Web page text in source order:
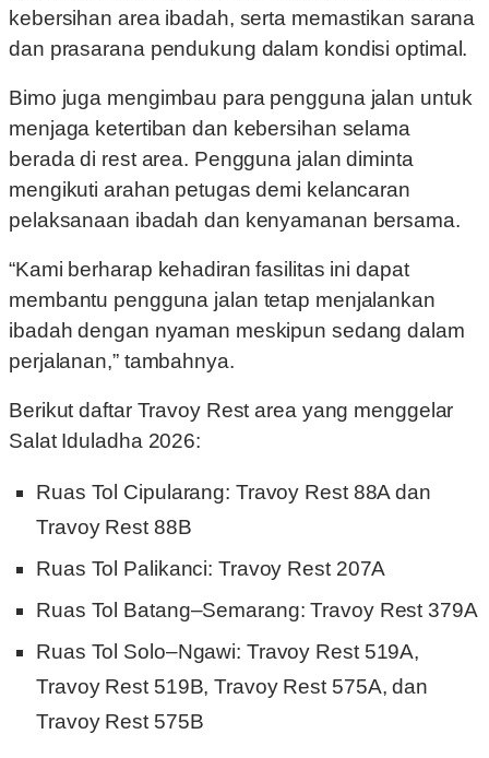
kebersihan area ibadah, serta memastikan sarana
dan prasarana pendukung dalam kondisi optimal.
Bimo juga mengimbau para pengguna jalan untuk
menjaga ketertiban dan kebersihan selama
berada di rest area. Pengguna jalan diminta
mengikuti arahan petugas demi kelancaran
pelaksanaan ibadah dan kenyamanan bersama.
“Kami berharap kehadiran fasilitas ini dapat
membantu pengguna jalan tetap menjalankan
ibadah dengan nyaman meskipun sedang dalam
perjalanan,” tambahnya.
Berikut daftar Travoy Rest area yang menggelar
Salat Iduladha 2026:
Ruas Tol Cipularang: Travoy Rest 88A dan
Travoy Rest 88B
Ruas Tol Palikanci: Travoy Rest 207A
Ruas Tol Batang–Semarang: Travoy Rest 379A
Ruas Tol Solo–Ngawi: Travoy Rest 519A,
Travoy Rest 519B, Travoy Rest 575A, dan
Travoy Rest 575B